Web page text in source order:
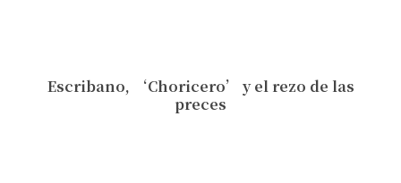
Escribano, ‘Choricero’ y el rezo de las
preces